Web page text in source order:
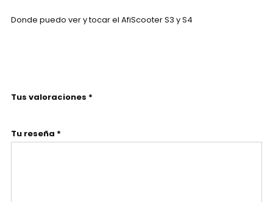
Donde puedo ver y tocar el AfiScooter S3 y S4
Tus valoraciones *
Tu reseña *